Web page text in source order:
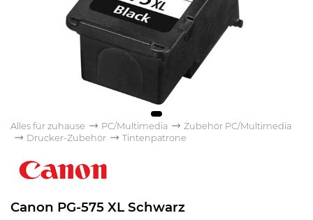
Alles für zuhause PC/Multimedia
Zubehör PC/Multimedia
Drucker-Zubehör
Tintenpatrone
Canon PG-575 XL Schwarz